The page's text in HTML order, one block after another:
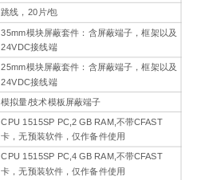
跳线，20片/包
35mm模块屏蔽套件：含屏蔽端子，框架以及
24VDC接线端
25mm模块屏蔽套件：含屏蔽端子，框架以及
24VDC接线端
模拟量/技术模板屏蔽端子
CPU 1515SP PC,2 GB RAM,不带CFAST
卡，无预装软件，仅作备件使用
CPU 1515SP PC,4 GB RAM,不带CFAST
卡，无预装软件，仅作备件使用